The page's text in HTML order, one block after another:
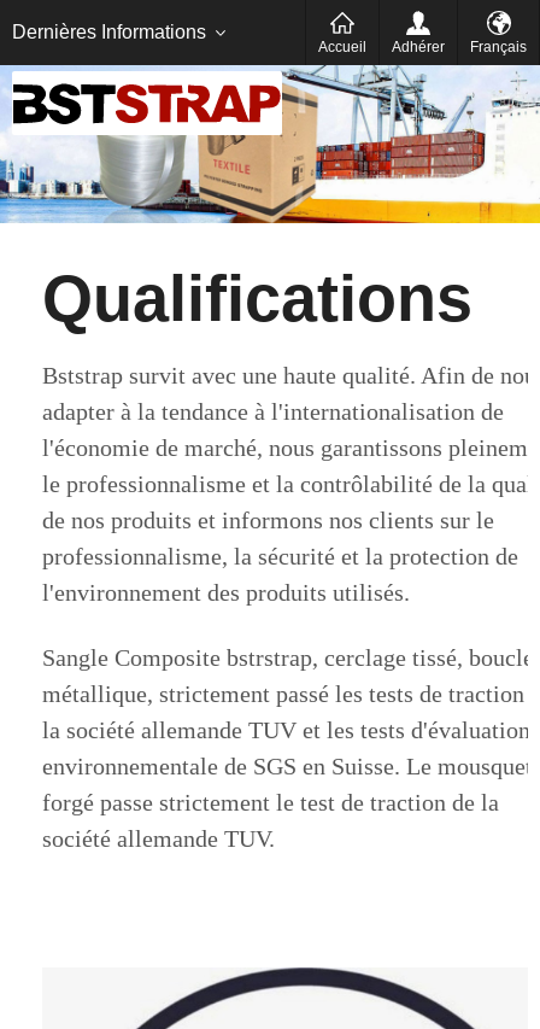
Dernières Informations
Accueil Adhérer Français
Italien
Qualifications
Bststrap survit avec une haute qualité. Afin de
adapter à la tendance à l'internationalisation de
l'économie de marché, nous garantissons
le professionnalisme et la contrôlabilité de la
de nos produits et informons nos clients sur le
professionnalisme, la sécurité et la protection de
l'environnement des produits utilisés.
Sangle Composite bstrstrap, cerclage tissé, boucle
métallique, strictement passé les tests de traction
la société allemande TUV et les tests d'évaluation
environnementale de SGS en Suisse. Le
forgé passe strictement le test de traction de la
société allemande TUV.